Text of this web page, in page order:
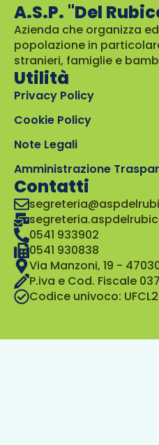
A.S.P. "Del
Azienda che organizza
popolazione in
stranieri, famiglie e
Utilità
Privacy Policy
Cookie Policy
Note Legali
Amministrazione
Contatti
0541 933902
0541 930838
Via Manzoni, 19 -
P.iva e Cod. Fiscale
Codice univoco: